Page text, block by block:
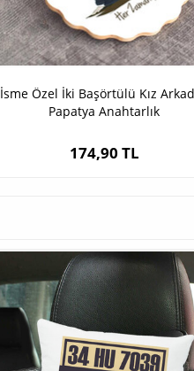
İsme Özel İki Başörtülü Kız
Papatya Anahtarlık
174,90 TL